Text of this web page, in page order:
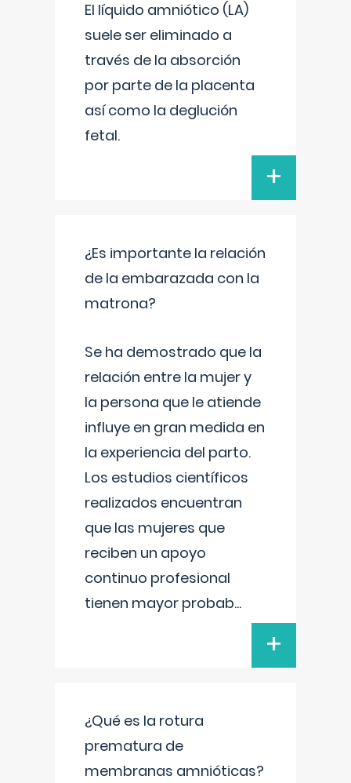
El líquido amniótico (LA)
suele ser eliminado a
través de la absorción
por parte de la placenta
así como la deglución
fetal.
+
¿Es importante la relación
de la embarazada con la
matrona?
Se ha demostrado que la
relación entre la mujer y
la persona que le atiende
influye en gran medida en
la experiencia del parto.
Los estudios científicos
realizados encuentran
que las mujeres que
reciben un apoyo
continuo profesional
tienen mayor probab...
+
¿Qué es la rotura
prematura de
membranas amnióticas?